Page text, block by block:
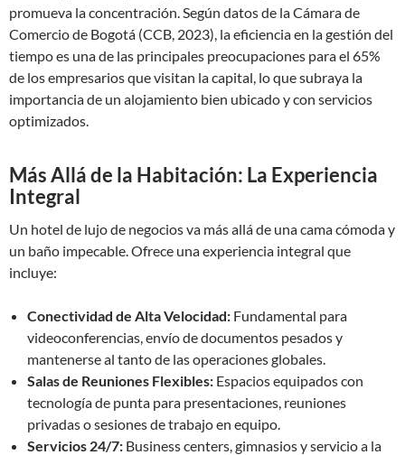
promueva la concentración. Según datos de la Cámara de
Comercio de Bogotá (CCB, 2023), la eficiencia en la gestión del
tiempo es una de las principales preocupaciones para el 65%
de los empresarios que visitan la capital, lo que subraya la
importancia de un alojamiento bien ubicado y con servicios
optimizados.
Más Allá de la Habitación: La Experiencia
Integral
Un hotel de lujo de negocios va más allá de una cama cómoda y
un baño impecable. Ofrece una experiencia integral que
incluye:
Conectividad de Alta Velocidad: Fundamental para
videoconferencias, envío de documentos pesados y
mantenerse al tanto de las operaciones globales.
Salas de Reuniones Flexibles: Espacios equipados con
tecnología de punta para presentaciones, reuniones
privadas o sesiones de trabajo en equipo.
Servicios 24/7: Business centers, gimnasios y servicio a la